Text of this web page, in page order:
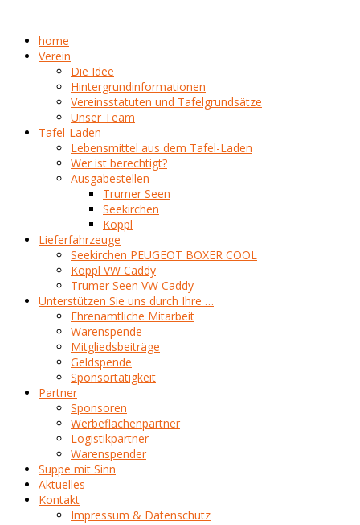
home
Verein
Die Idee
Hintergrundinformationen
Vereinsstatuten und Tafelgrundsätze
Unser Team
Tafel-Laden
Lebensmittel aus dem Tafel-Laden
Wer ist berechtigt?
Ausgabestellen
Trumer Seen
Seekirchen
Koppl
Lieferfahrzeuge
Seekirchen PEUGEOT BOXER COOL
Koppl VW Caddy
Trumer Seen VW Caddy
Unterstützen Sie uns durch Ihre …
Ehrenamtliche Mitarbeit
Warenspende
Mitgliedsbeiträge
Geldspende
Sponsortätigkeit
Partner
Sponsoren
Werbeflächenpartner
Logistikpartner
Warenspender
Suppe mit Sinn
Aktuelles
Kontakt
Impressum & Datenschutz